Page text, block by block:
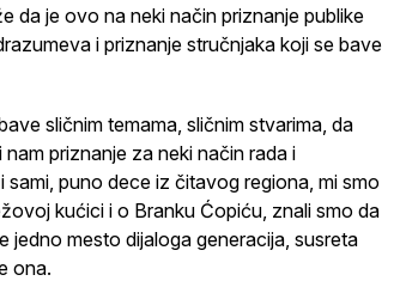
da je ovo na neki način priznanje publike
i priznanje stručnjaka koji se bave
sličnim temama, sličnim stvarima, da
priznanje za neki način rada i
puno dece iz čitavog regiona, mi smo
kućici i o Branku Ćopiću, znali smo da
jedno mesto dijaloga generacija, susreta
ona.